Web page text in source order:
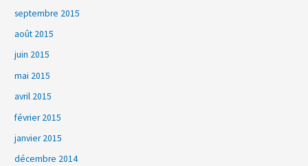
septembre 2015
août 2015
juin 2015
mai 2015
avril 2015
février 2015
janvier 2015
décembre 2014